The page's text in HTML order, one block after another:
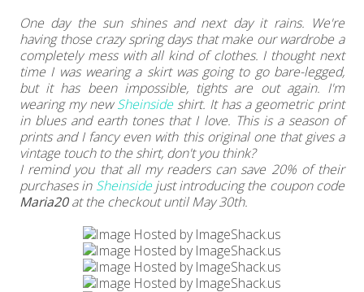
One day the sun shines and next day it rains. We're
having those crazy spring days that make our wardrobe a
completely mess with all kind of clothes. I thought next
time I was wearing a skirt was going to go bare-legged,
but it has been impossible, tights are out again. I'm
wearing my newSheinside shirt. It has a geometric print
in blues and earth tones that I love. This is a season of
prints and I fancy even with this original one that gives a
vintage touch to the shirt, don't you think?
I remind you that all my readers can save 20% of their
purchases in Sheinsidejust introducing the coupon code
Maria20at the checkout until May 30th.